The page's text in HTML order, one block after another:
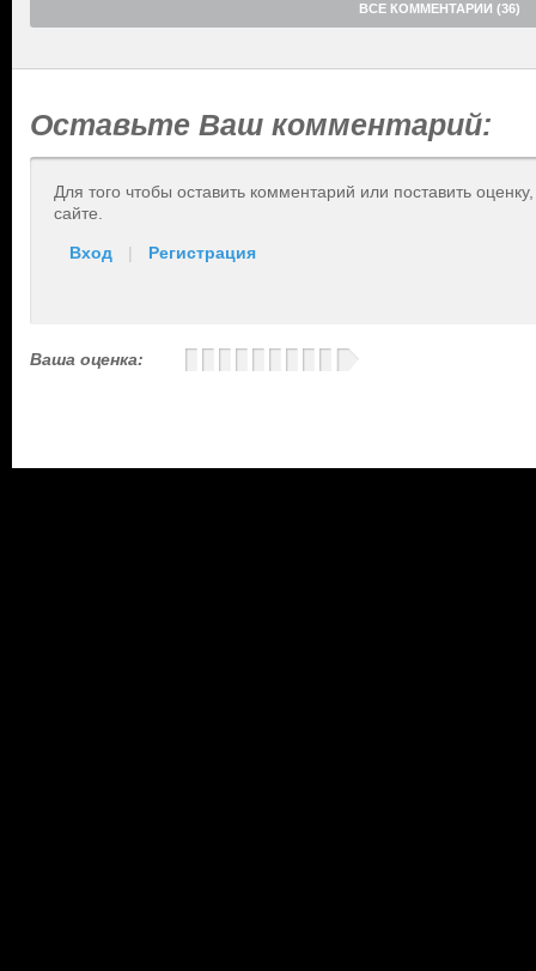
ВСЕ КОММЕНТАРИИ (36)
Оставьте Ваш комментарий:
Для того чтобы оставить комментарий или поставить
сайте.
Вход | Регистрация
Ваша оценка: